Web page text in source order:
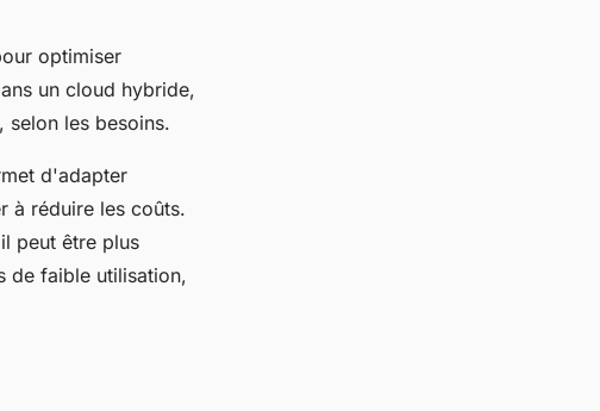
optimiser
un cloud hybride,
, selon les besoins.
d'adapter
à réduire les coûts.
peut être plus
de faible utilisation,